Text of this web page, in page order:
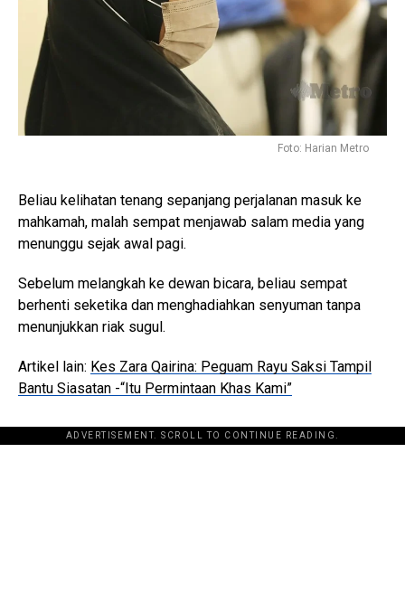
Foto: Harian Metro
Beliau kelihatan tenang sepanjang perjalanan masuk ke
mahkamah, malah sempat menjawab salam media yang
menunggu sejak awal pagi.
Sebelum melangkah ke dewan bicara, beliau sempat
berhenti seketika dan menghadiahkan senyuman tanpa
menunjukkan riak sugul.
Artikel lain: Kes Zara Qairina: Peguam Rayu Saksi Tampil
Bantu Siasatan -“Itu Permintaan Khas Kami”
ADVERTISEMENT. SCROLL TO CONTINUE READING.